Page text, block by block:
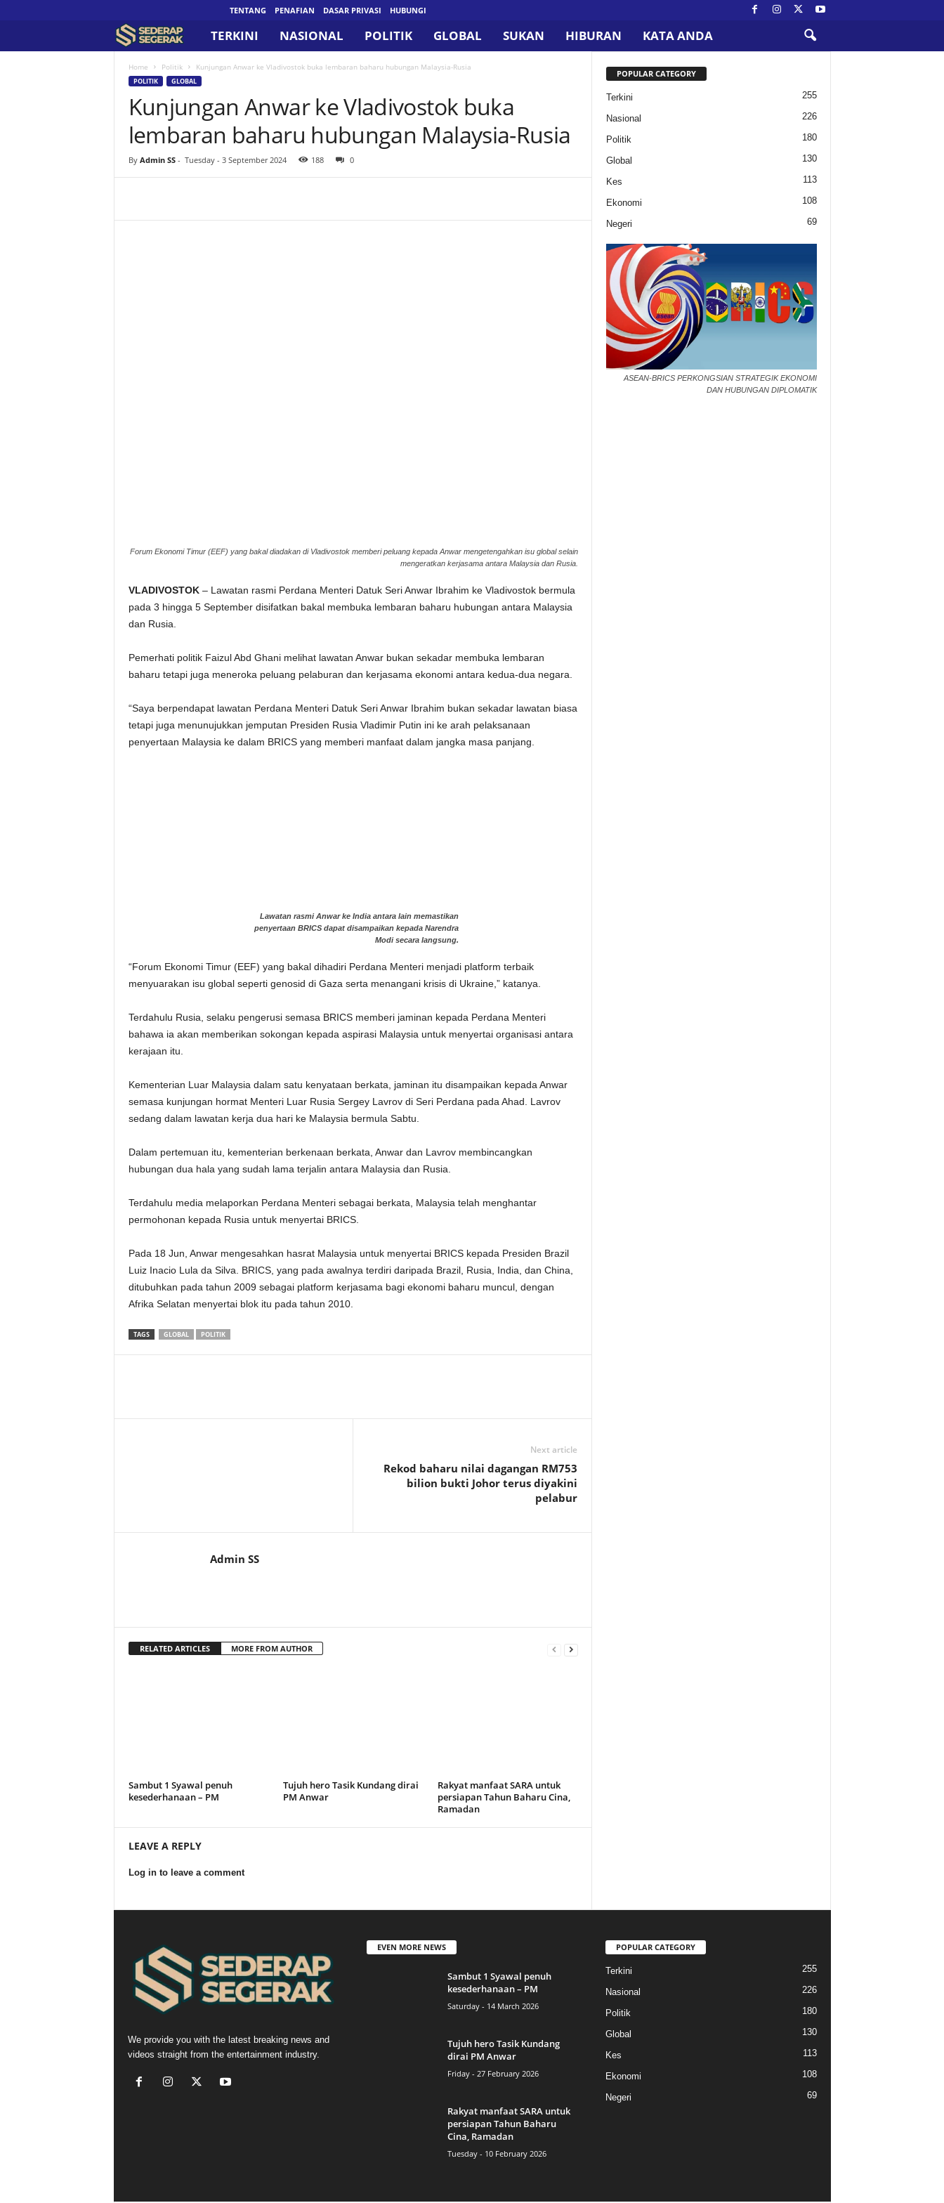
TENTANG PENAFIAN DASAR PRIVASI HUBUNGI
e
r
p
TERKINI NASIONAL POLITIK GLOBAL SUKAN HIBURAN KATA ANDA
Home Politik Kunjungan Anwar ke Vladivostok buka lembaran baharu hubungan Malaysia-Rusia
POLITIK GLOBAL
Kunjungan Anwar ke Vladivostok buka
lembaran baharu hubungan Malaysia-Rusia
By Admin SS- Tuesday - 3 September 2024 188 0
Forum Ekonomi Timur (EEF) yang bakal diadakan di Vladivostok memberi peluang kepada Anwar mengetengahkan isu global selain
mengeratkan kerjasama antara Malaysia dan Rusia.
VLADIVOSTOK– Lawatan rasmi Perdana Menteri Datuk Seri Anwar Ibrahim ke Vladivostok bermula
pada 3 hingga 5 September disifatkan bakal membuka lembaran baharu hubungan antara Malaysia
dan Rusia.
Pemerhati politik Faizul Abd Ghani melihat lawatan Anwar bukan sekadar membuka lembaran
baharu tetapi juga meneroka peluang pelaburan dan kerjasama ekonomi antara kedua-dua negara.
“Saya berpendapat lawatan Perdana Menteri Datuk Seri Anwar Ibrahim bukan sekadar lawatan biasa
tetapi juga menunujukkan jemputan Presiden Rusia Vladimir Putin ini ke arah pelaksanaan
penyertaan Malaysia ke dalam BRICS yang memberi manfaat dalam jangka masa panjang.
Lawatan rasmi Anwar ke India antara lain memastikan
penyertaan BRICS dapat disampaikan kepada Narendra
Modi secara langsung.
“Forum Ekonomi Timur (EEF) yang bakal dihadiri Perdana Menteri menjadi platform terbaik
menyuarakan isu global seperti genosid di Gaza serta menangani krisis di Ukraine,” katanya.
Terdahulu Rusia, selaku pengerusi semasa BRICS memberi jaminan kepada Perdana Menteri
bahawa ia akan memberikan sokongan kepada aspirasi Malaysia untuk menyertai organisasi antara
kerajaan itu.
Kementerian Luar Malaysia dalam satu kenyataan berkata, jaminan itu disampaikan kepada Anwar
semasa kunjungan hormat Menteri Luar Rusia Sergey Lavrov di Seri Perdana pada Ahad. Lavrov
sedang dalam lawatan kerja dua hari ke Malaysia bermula Sabtu.
Dalam pertemuan itu, kementerian berkenaan berkata, Anwar dan Lavrov membincangkan
hubungan dua hala yang sudah lama terjalin antara Malaysia dan Rusia.
Terdahulu media melaporkan Perdana Menteri sebagai berkata, Malaysia telah menghantar
permohonan kepada Rusia untuk menyertai BRICS.
Pada 18 Jun, Anwar mengesahkan hasrat Malaysia untuk menyertai BRICS kepada Presiden Brazil
Luiz Inacio Lula da Silva. BRICS, yang pada awalnya terdiri daripada Brazil, Rusia, India, dan China,
ditubuhkan pada tahun 2009 sebagai platform kerjasama bagi ekonomi baharu muncul, dengan
Afrika Selatan menyertai blok itu pada tahun 2010.
TAGS GLOBAL POLITIK
Next article
Rekod baharu nilai dagangan RM753
bilion bukti Johor terus diyakini
pelabur
Admin SS
RELATED ARTICLES MORE FROM AUTHOR
Sambut 1 Syawal penuh
kesederhanaan – PM
Tujuh hero Tasik Kundang dirai
PM Anwar
Rakyat manfaat SARA untuk
persiapan Tahun Baharu Cina,
Ramadan
LEAVE A REPLY
Log in to leave a comment
POPULAR CATEGORY
Terkini 255
Nasional 226
Politik 180
Global 130
Kes 113
Ekonomi 108
Negeri 69
ASEAN-BRICS PERKONGSIAN STRATEGIK EKONOMI
DAN HUBUNGAN DIPLOMATIK
We provide you with the latest breaking news and
videos straight from the entertainment industry.
EVEN MORE NEWS
Sambut 1 Syawal penuh
kesederhanaan – PM
Saturday - 14 March 2026
Tujuh hero Tasik Kundang
dirai PM Anwar
Friday - 27 February 2026
Rakyat manfaat SARA untuk
persiapan Tahun Baharu
Cina, Ramadan
Tuesday - 10 February 2026
POPULAR CATEGORY
Terkini 255
Nasional 226
Politik 180
Global 130
Kes 113
Ekonomi 108
Negeri 69